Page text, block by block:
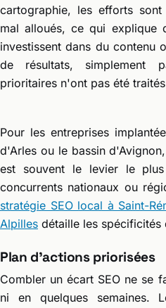
cartographie, les efforts
mal alloués, ce qui explique
investissent dans du contenu
de résultats, simplement
prioritaires n'ont pas été
Pour les entreprises
d'Arles ou le bassin
est souvent le levier le
concurrents nationaux ou
stratégie SEO local à Saint-
Alpilles détaille les
Plan d'actions priorisées
Combler un écart SEO ne se
ni en quelques semaines.